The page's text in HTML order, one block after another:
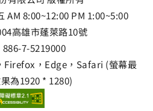
AM 8:00~12:00 PM 1:00~5:00
高雄市蓬萊路10號
886-7-5219000
Firefox，Edge，Safari (螢幕最
為1920 * 1280)